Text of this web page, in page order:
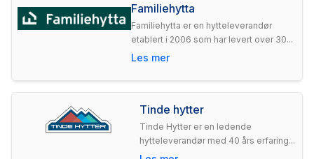
Familiehytta
Familiehytta er en hytteleverandør
etablert i 2006 som har levert over 30...
Les mer
Tinde hytter
Tinde Hytter er en ledende
hytteleverandør med 40 års erfaring...